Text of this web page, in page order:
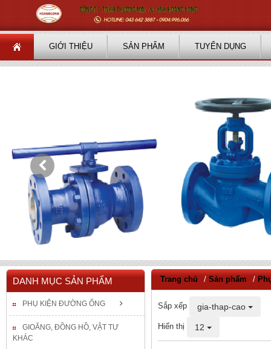
GIỚI THIỆU SẢN PHẨM TUYỂN DỤNG
DANH MỤC SẢN PHẨM
PHỤ KIỆN ĐƯỜNG ỐNG
GIOĂNG, ĐỒNG HỒ, VẬT TƯ
KHÁC
Trang chủ / Sản phẩm /
Sắp xếp gia-thap-cao
Hiển thị 12